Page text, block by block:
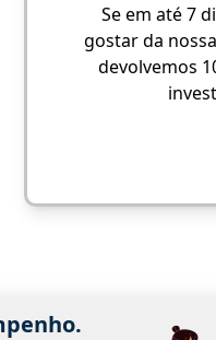
Se em até 7
gostar da
devolvemos